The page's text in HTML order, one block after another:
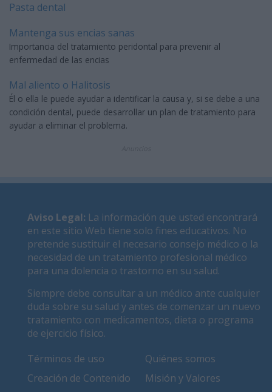
Pasta dental
Mantenga sus encias sanas
Importancia del tratamiento peridontal para prevenir al
enfermedad de las encias
Mal aliento o Halitosis
Él o ella le puede ayudar a identificar la causa y, si se debe a una
condición dental, puede desarrollar un plan de tratamiento para
ayudar a eliminar el problema.
Aviso Legal: La información que usted encontrará
en este sitio Web tiene solo fines educativos. No
pretende sustituir el necesario consejo médico o la
necesidad de un tratamiento profesional médico
para una dolencia o trastorno en su salud.
Siempre debe consultar a un médico ante cualquier
duda sobre su salud y antes de comenzar un nuevo
tratamiento con medicamentos, dieta o programa
de ejercicio físico.
Términos de uso
Quiénes somos
Creación de Contenido
Misión y Valores